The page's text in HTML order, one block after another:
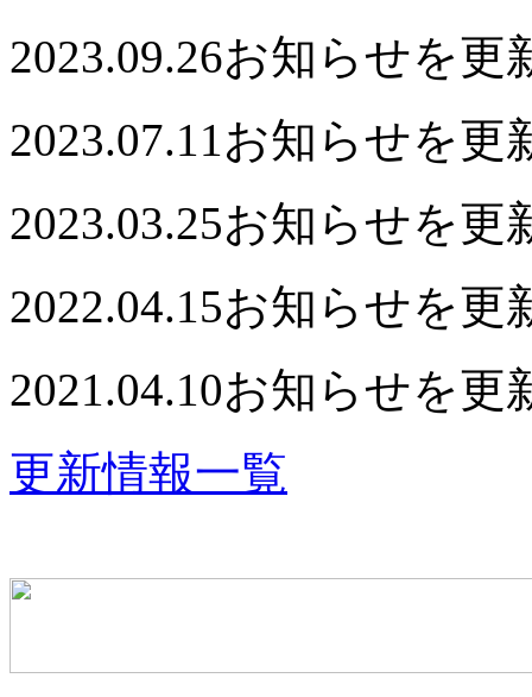
2023.09.26お知らせを更
2023.07.11お知らせを更
2023.03.25お知らせを更
2022.04.15お知らせを更
2021.04.10お知らせを更
更新情報一覧